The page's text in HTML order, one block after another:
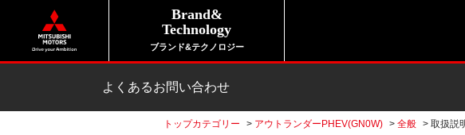
Brand&
Technology
ブランド&テクノロジー
よくあるお問い合わせ
トップカテゴリー > アウトランダーPHEV(GN0W) > 全般 > 取扱説